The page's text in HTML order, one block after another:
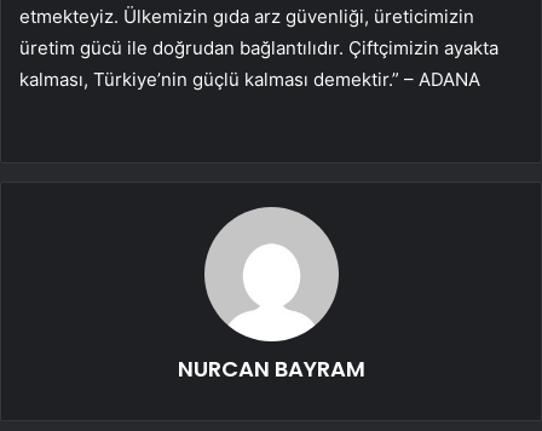
etmekteyiz. Ülkemizin gıda arz güvenliği, üreticimizin
üretim gücü ile doğrudan bağlantılıdır. Çiftçimizin ayakta
kalması, Türkiye’nin güçlü kalması demektir.” – ADANA
NURCAN BAYRAM